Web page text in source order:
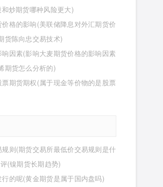
炒期货哪种风险更大)
格的影响(美联储降息对外汇期货价
货陈向忠交易技术)
因素(影响大麦期货价格的影响因素
期货怎么分析的)
期货期权(属于现金等价物的是股票
则(期货交易所最低价交易规则是什
(镍期货长期趋势)
的呢(黄金期货是属于国内盘吗)